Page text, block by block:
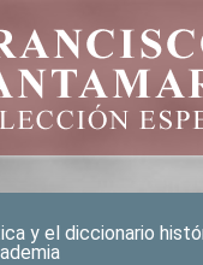
y el diccionario